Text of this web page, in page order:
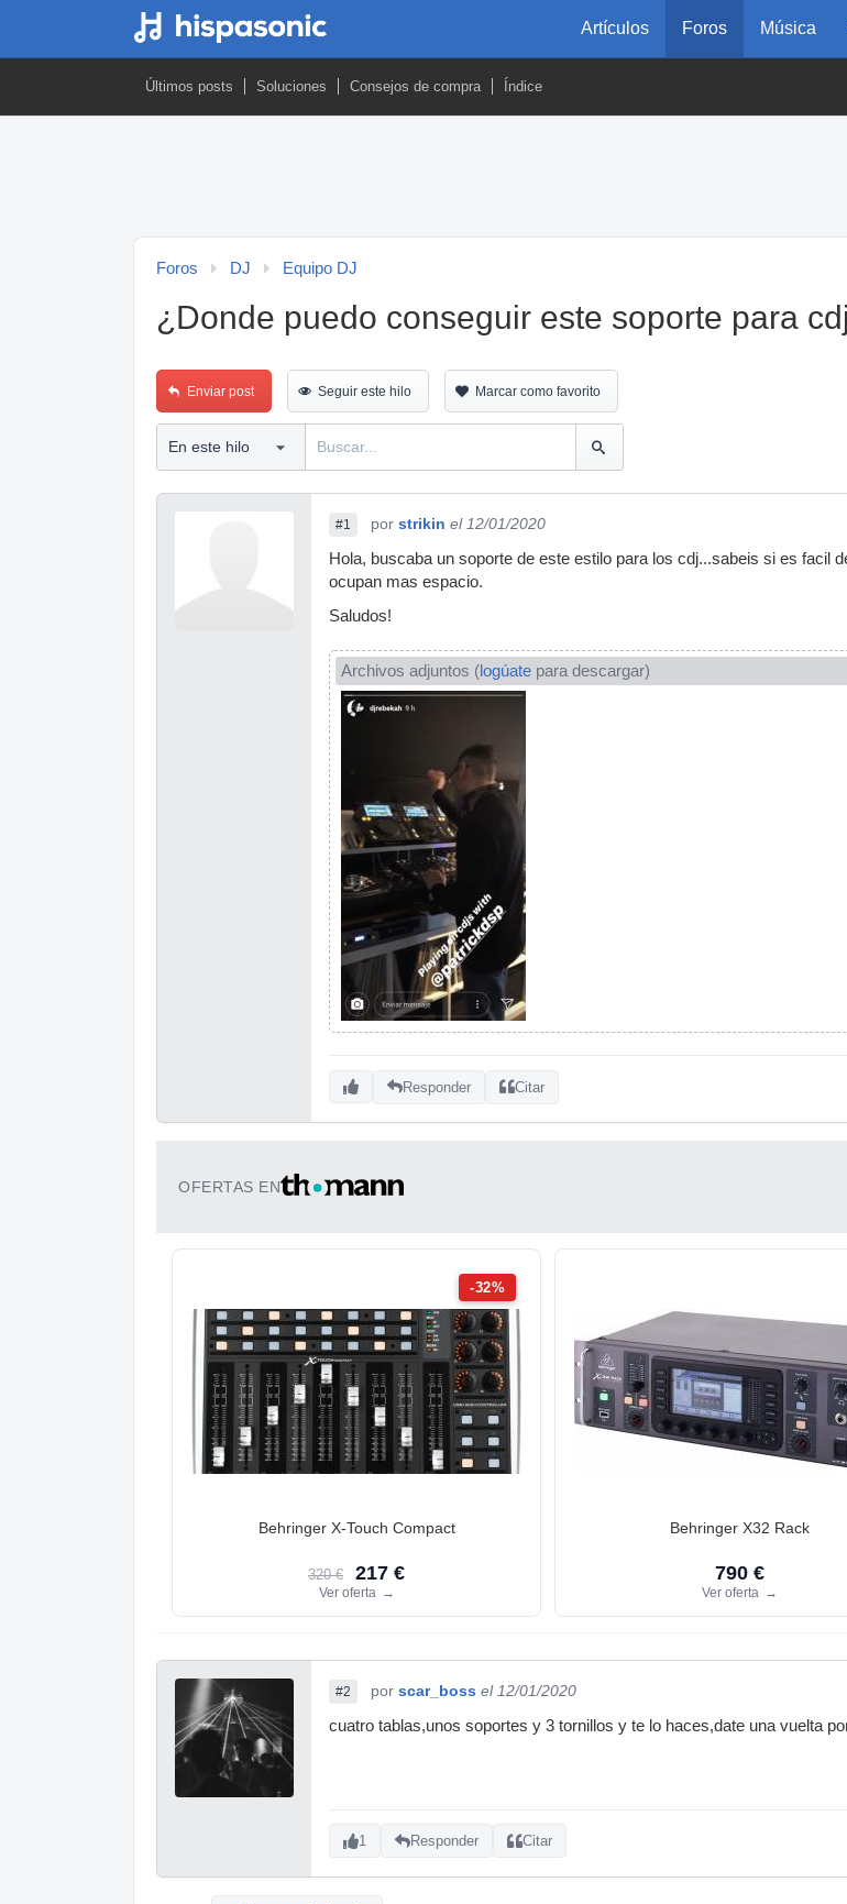
Artículos Foros Música
Últimos posts Soluciones Consejos de compra Índice
Foros DJ Equipo DJ
¿Donde puedo conseguir este soporte para
Enviar post Seguir este hilo Marcar como favorito
#1 por strikin el 12/01/2020
Hola, buscaba un soporte de este estilo para los cdj...sabeis si es facil
ocupan mas espacio.
Saludos!
Archivos adjuntos (logúate para descargar)
Responder Citar
OFERTAS EN
-32%
Behringer X-Touch Compact
320 € 217 €
Ver oferta →
Behringer X32 Rack
790 €
Ver oferta →
#2 por scar_boss el 12/01/2020
cuatro tablas,unos soportes y 3 tornillos y te lo haces,date una vuelta
1 Responder Citar